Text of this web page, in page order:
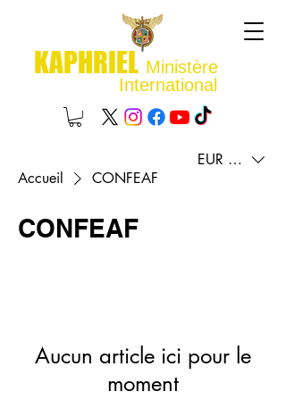
KAPHRIEL Ministère
International
EUR (€)
Accueil
CONFEAF
CONFEAF
Aucun article ici pour le
moment